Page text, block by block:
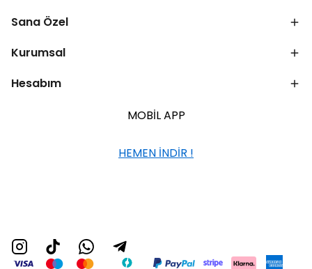
Sana Özel
Kurumsal
Hesabım
MOBİL APP
HEMEN İNDİR !